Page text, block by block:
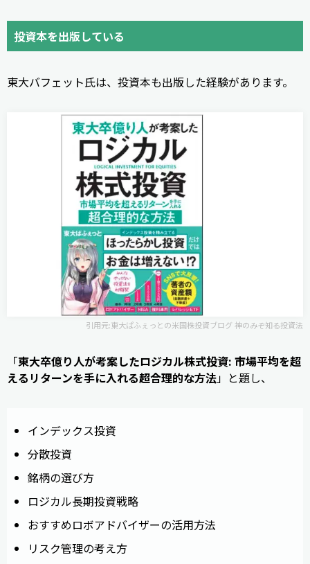
投資本を出版している
東大バフェット氏は、投資本も出版した経験があります。
引用元:東大ぱふぇっとの米国株投資ブログ 神のみぞ知る投資法
「東大卒億り人が考案したロジカル株式投資: 市場平均を超
えるリターンを手に入れる超合理的な方法」と題し、
インデックス投資
分散投資
銘柄の選び方
ロジカル長期投資戦略
おすすめロボアドバイザーの活用方法
リスク管理の考え方